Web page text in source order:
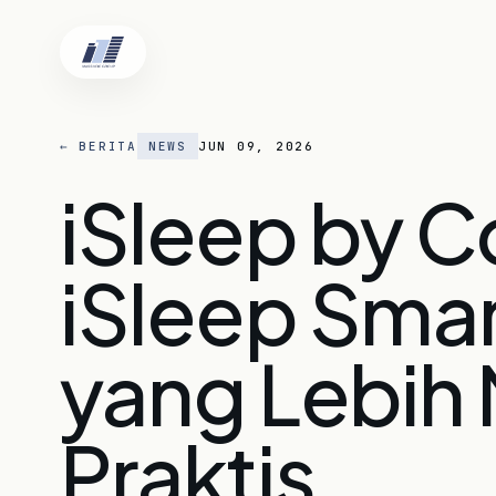
Beranda
Tentang
Lokasi
← BERITA NEWS JUN 09, 2026
iSleep by
iSleep
yang Lebih
Praktis